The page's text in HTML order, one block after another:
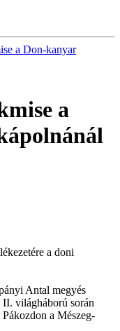
a Don-kanyar
a
a doni
Antal megyés
II. világháború során
a Mészeg-